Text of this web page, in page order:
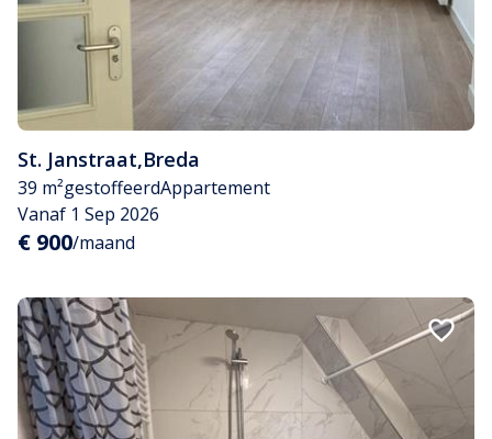
St. Janstraat,Breda
39 m²gestoffeerdAppartement
Vanaf 1 Sep 2026
€ 900/maand